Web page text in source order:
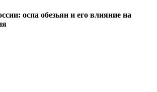
оспа обезьян и его влияние на